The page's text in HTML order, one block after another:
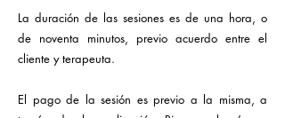
La duración de las sesiones es de una hora, o
de noventa minutos, previo acuerdo entre el
cliente y terapeuta.
El pago de la sesión es previo a la misma, a